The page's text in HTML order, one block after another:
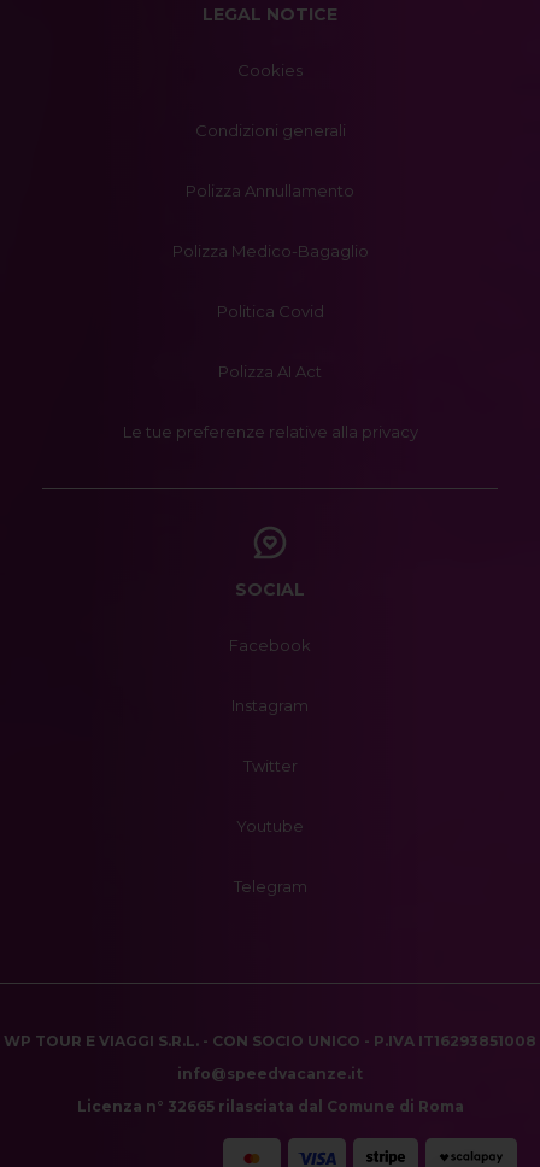
LEGAL NOTICE
Cookies
Condizioni generali
Polizza Annullamento
Polizza Medico-Bagaglio
Politica Covid
Polizza AI Act
Le tue preferenze relative alla privacy
SOCIAL
Facebook
Instagram
Twitter
Youtube
Telegram
WP TOUR E VIAGGI S.R.L. - CON SOCIO UNICO - P.IVA IT16293851008
info@speedvacanze.it
Licenza n° 32665 rilasciata dal Comune di Roma